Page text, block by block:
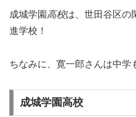
成城学園 高校は、世田谷区の
進学校！
ちなみに、寛一郎さんは中学
成城学園高校